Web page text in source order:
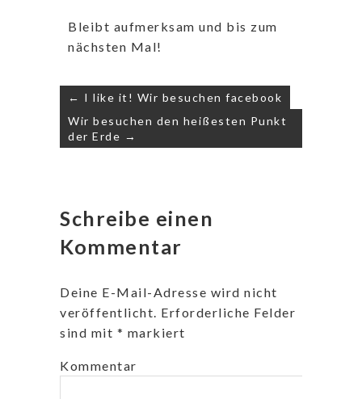
Bleibt aufmerksam und bis zum
nächsten Mal!
← I like it! Wir besuchen facebook
Wir besuchen den heißesten Punkt
der Erde →
Schreibe einen
Kommentar
Deine E-Mail-Adresse wird nicht
veröffentlicht. Erforderliche Felder
sind mit * markiert
Kommentar